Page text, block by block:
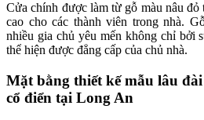
Cửa chính được làm từ gỗ màu nâu
cao cho các thành viên trong nhà.
nhiều gia chủ yêu mến không chỉ bởi
thể hiện được đẳng cấp của chủ nhà.
Mặt bằng thiết kế mẫu lâu
cổ điển tại Long An